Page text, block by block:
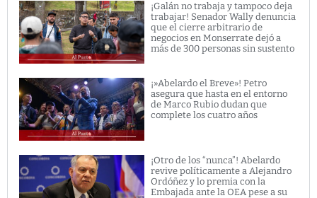
¡Galán no trabaja y tampoco deja
trabajar! Senador Wally denuncia
que el cierre arbitrario de
negocios en Monserrate dejó a
más de 300 personas sin sustento
¡»Abelardo el Breve»! Petro
asegura que hasta en el entorno
de Marco Rubio dudan que
complete los cuatro años
¡Otro de los “nunca”! Abelardo
revive políticamente a Alejandro
Ordóñez y lo premia con la
Embajada ante la OEA pese a su